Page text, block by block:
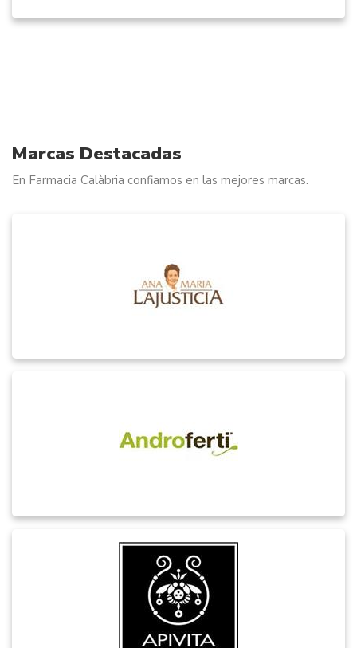
Marcas Destacadas
En Farmacia Calàbria confiamos en las mejores marcas.